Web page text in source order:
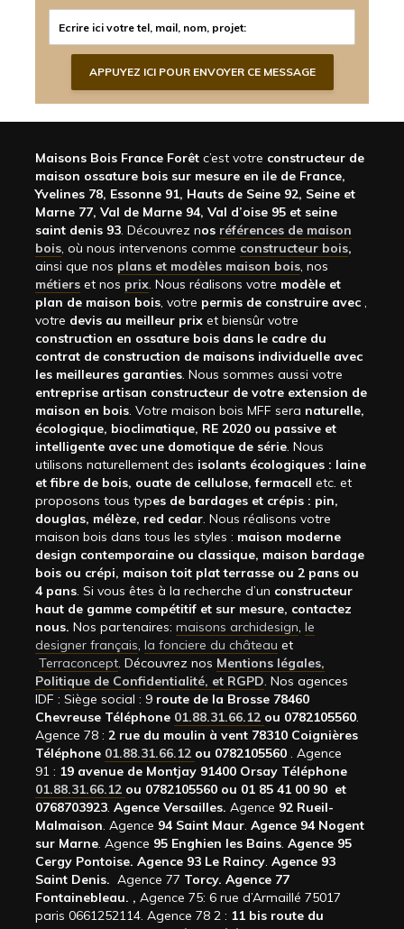
Maisons Bois France Forêt c’est votre constructeur de
maison ossature bois sur mesure en ile de France,
Yvelines 78, Essonne 91, Hauts de Seine 92, Seine et
Marne 77, Val de Marne 94, Val d’oise 95 et seine
saint denis 93. Découvrez nos références de maison
bois, où nous intervenons comme constructeur bois,
ainsi que nos plans et modèles maison bois, nos
métiers et nos prix. Nous réalisons votre modèle et
plan de maison bois, votre permis de construire avec ,
votre devis au meilleur prix et biensûr votre
construction en ossature bois dans le cadre du
contrat de construction de maisons individuelle avec
les meilleures garanties. Nous sommes aussi votre
entreprise artisan constructeur de votre extension de
maison en bois. Votre maison bois MFF sera naturelle,
écologique, bioclimatique, RE 2020 ou passive et
intelligente avec une domotique de série. Nous
utilisons naturellement des isolants écologiques : laine
et fibre de bois, ouate de cellulose, fermacell etc. et
proposons tous types de bardages et crépis : pin,
douglas, mélèze, red cedar. Nous réalisons votre
maison bois dans tous les styles : maison moderne
design contemporaine ou classique, maison bardage
bois ou crépi, maison toit plat terrasse ou 2 pans ou
4 pans. Si vous êtes à la recherche d’un constructeur
haut de gamme compétitif et sur mesure, contactez
nous. Nos partenaires: maisons archidesign, le
designer français, la fonciere du château et
Terraconcept. Découvrez nos Mentions légales,
Politique de Confidentialité, et RGPD. Nos agences
IDF : Siège social : 9 route de la Brosse 78460
Chevreuse Téléphone 01.88.31.66.12 ou 0782105560.
Agence 78 : 2 rue du moulin à vent 78310 Coignières
Téléphone 01.88.31.66.12 ou 0782105560 . Agence
91 : 19 avenue de Montjay 91400 Orsay Téléphone
01.88.31.66.12 ou 0782105560 ou 01 85 41 00 90 et
0768703923. Agence Versailles. Agence 92 Rueil-
Malmaison. Agence 94 Saint Maur. Agence 94 Nogent
sur Marne. Agence 95 Enghien les Bains. Agence 95
Cergy Pontoise. Agence 93 Le Raincy. Agence 93
Saint Denis. Agence 77 Torcy. Agence 77
Fontainebleau. , Agence 75: 6 rue d’Armaillé 75017
paris 0661252114. Agence 78 2 : 11 bis route du